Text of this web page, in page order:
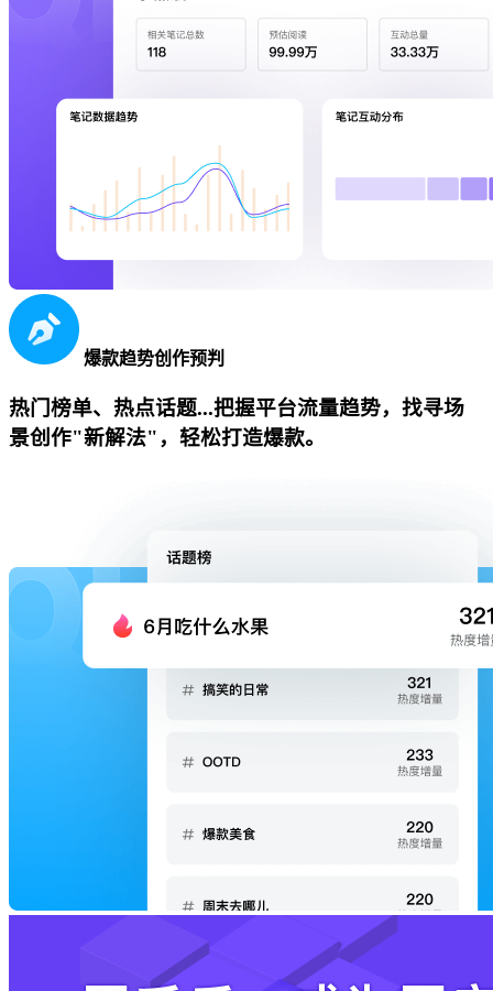
爆款趋势创作预判
热门榜单、热点话题...把握平台流量趋势，找寻场
景创作"新解法"，轻松打造爆款。